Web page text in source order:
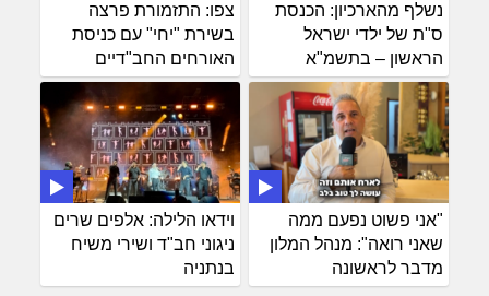
צפו: התזמורת פרצה
בשירת "יחי" עם כניסת
האורחים החב"דיים
נשלף מהארכיון: הכנסת
ס"ת של ילדי ישראל
הראשון – בתשמ"א
וידאו הלילה: אלפים שרים
ניגוני חב"ד ושירי משיח
בנתניה
"אני פשוט נפעם ממה
שאני רואה": מנהל המלון
מדבר לראשונה